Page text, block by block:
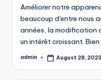
Améliorer notre
beaucoup d'entre nous
années, la modification
un intérêt croissant.
Posted
admin August 28, 2023